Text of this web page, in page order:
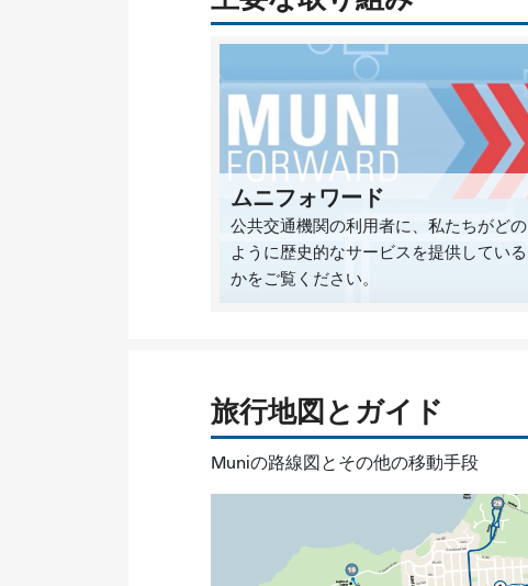
ムニフォワード
公共交通機関の利用者に、私たちがどの
ように歴史的なサービスを提供している
かをご覧ください。
旅行地図とガイド
Muniの路線図とその他の移動手段